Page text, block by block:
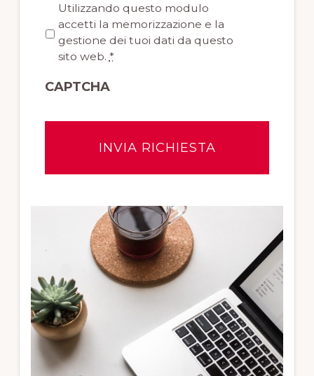
i
c
*
Utilizzando questo modulo
accetti la memorizzazione e la
gestione dei tuoi dati da questo
sito web. *
CAPTCHA